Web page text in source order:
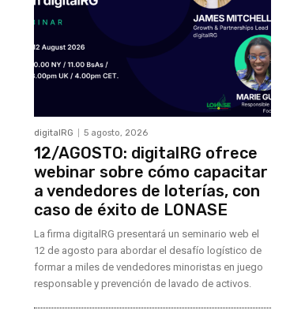
digitalRG 5 agosto, 2026
12/AGOSTO: digitalRG ofrece
webinar sobre cómo capacitar
a vendedores de loterías, con
caso de éxito de LONASE
La firma digitalRG presentará un seminario web el
12 de agosto para abordar el desafío logístico de
formar a miles de vendedores minoristas en juego
responsable y prevención de lavado de activos.